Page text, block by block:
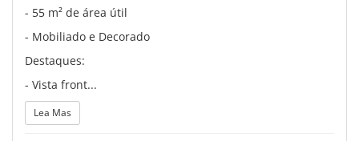
- 55 m² de área útil
- Mobiliado e Decorado
Destaques:
- Vista front...
Lea Mas